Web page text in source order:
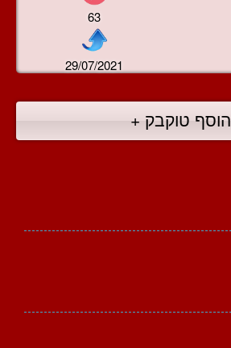
63
29/07/2021
הוסף טוקבק +